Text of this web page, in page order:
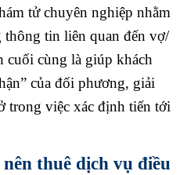
tử chuyên nghiệp nhằm
tin liên quan đến vợ/
cuối cùng là giúp khách
của đối phương, giải
trong việc xác định tiến tới
thuê dịch vụ điều